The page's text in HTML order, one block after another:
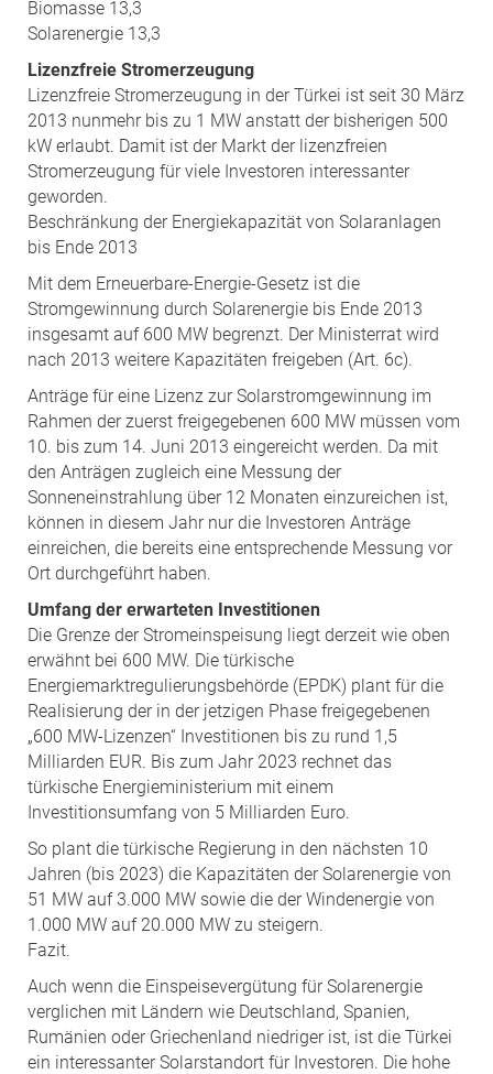
Biomasse 13,3
Solarenergie 13,3
Lizenzfreie Stromerzeugung
Lizenzfreie Stromerzeugung in der Türkei ist seit 30 März
2013 nunmehr bis zu 1 MW anstatt der bisherigen 500
kW erlaubt. Damit ist der Markt der lizenzfreien
Stromerzeugung für viele Investoren interessanter
geworden.
Beschränkung der Energiekapazität von Solaranlagen
bis Ende 2013
Mit dem Erneuerbare-Energie-Gesetz ist die
Stromgewinnung durch Solarenergie bis Ende 2013
insgesamt auf 600 MW begrenzt. Der Ministerrat wird
nach 2013 weitere Kapazitäten freigeben (Art. 6c).
Anträge für eine Lizenz zur Solarstromgewinnung im
Rahmen der zuerst freigegebenen 600 MW müssen vom
10. bis zum 14. Juni 2013 eingereicht werden. Da mit
den Anträgen zugleich eine Messung der
Sonneneinstrahlung über 12 Monaten einzureichen ist,
können in diesem Jahr nur die Investoren Anträge
einreichen, die bereits eine entsprechende Messung vor
Ort durchgeführt haben.
Umfang der erwarteten Investitionen
Die Grenze der Stromeinspeisung liegt derzeit wie oben
erwähnt bei 600 MW. Die türkische
Energiemarktregulierungsbehörde (EPDK) plant für die
Realisierung der in der jetzigen Phase freigegebenen
„600 MW-Lizenzen“ Investitionen bis zu rund 1,5
Milliarden EUR. Bis zum Jahr 2023 rechnet das
türkische Energieministerium mit einem
Investitionsumfang von 5 Milliarden Euro.
So plant die türkische Regierung in den nächsten 10
Jahren (bis 2023) die Kapazitäten der Solarenergie von
51 MW auf 3.000 MW sowie die der Windenergie von
1.000 MW auf 20.000 MW zu steigern.
Fazit.
Auch wenn die Einspeisevergütung für Solarenergie
verglichen mit Ländern wie Deutschland, Spanien,
Rumänien oder Griechenland niedriger ist, ist die Türkei
ein interessanter Solarstandort für Investoren. Die hohe